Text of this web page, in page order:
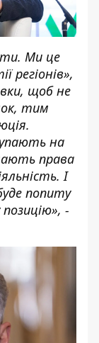
Ми це
регіонів»,
щоб не
тим
на
права
І
попиту
позицію», -